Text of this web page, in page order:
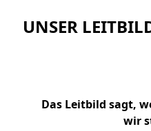
UNSER
Das Leitbild sagt,
wir